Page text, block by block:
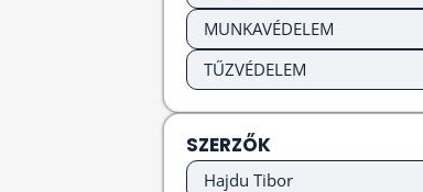
MUNKAVÉDELEM
TŰZVÉDELEM
SZERZŐK
Hajdu Tibor